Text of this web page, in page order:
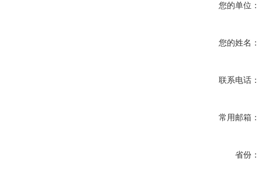
您的单位：
您的姓名：
联系电话：
常用邮箱：
省份：